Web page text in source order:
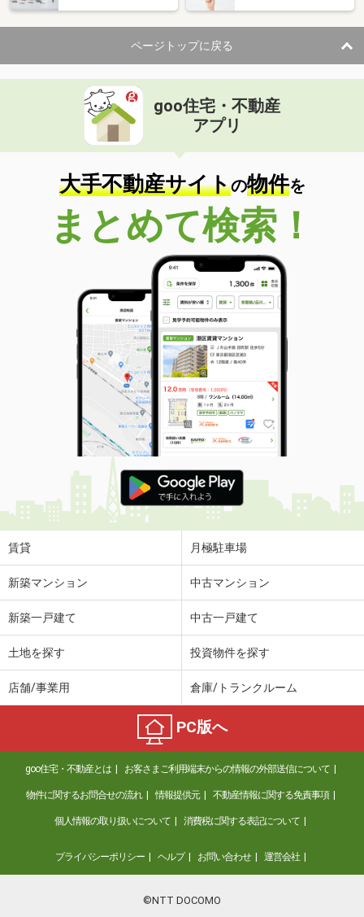
ページトップに戻る
goo住宅・不動産
アプリ
大手不動産サイトの物件を
まとめて検索！
賃貸 月極駐車場
新築マンション 中古マンション
新築一戸建て 中古一戸建て
土地を探す 投資物件を探す
店舗/事業用 倉庫/トランクルーム
PC版へ
goo住宅・不動産とは お客さまご利用端末からの情報の外部送信について
物件に関するお問合せの流れ 情報提供元 不動産情報に関する免責事項
個人情報の取り扱いについて 消費税に関する表記について
プライバシーポリシー ヘルプ お問い合わせ 運営会社
©NTT DOCOMO